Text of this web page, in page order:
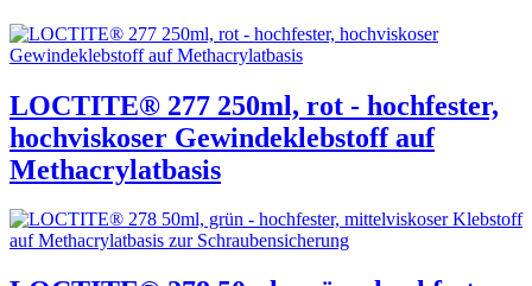
LOCTITE® 277 250ml, rot - hochfester,
hochviskoser Gewindeklebstoff auf
Methacrylatbasis